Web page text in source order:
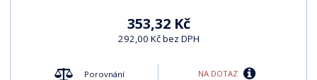
353,32 Kč
292,00 Kč bez DPH
Porovnání NA DOTAZ